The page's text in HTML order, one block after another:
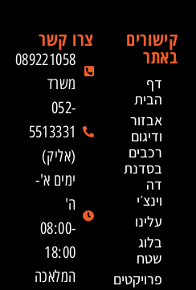
קישורים
באתר
דף
הבית
אבזור
ודיגום
רכבים
בסדנת
דה
וינצ׳י
עלינו
בלוג
שטח
פרויקטים
צרו קשר
089221058
משרד
052-
5513331
(אליק)
ימים א'-
ה'
08:00-
18:00
המלאכה